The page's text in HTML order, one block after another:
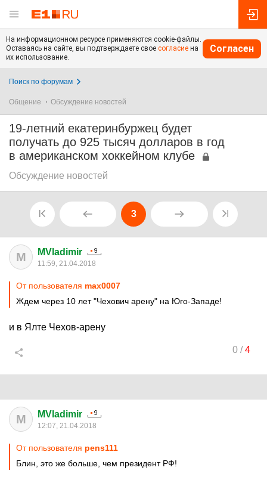
На информационном ресурсе применяются cookie-файлы.
Оставаясь на сайте, вы подтверждаете свое согласие на
их использование.
Согласен
Поиск по форумам
Общение Обсуждение новостей
19-летний екатеринбуржец будет
получать до 925 тысяч долларов в год
в американском хоккейном клубе
Обсуждение новостей
3
M MVladimir
11:59, 21.04.2018
От пользователя max0007
Ждем через 10 лет "Чехович арену" на Юго-Западе!
и в Ялте Чехов-арену
0/4
M MVladimir
12:07, 21.04.2018
От пользователя pens111
Блин, это же больше, чем президент РФ!